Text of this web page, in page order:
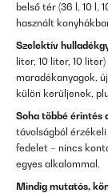
belső tér (36 l, 10 l,
használt
Szelektív
liter, 10 liter, 10
maradékanyagok,
külön kerüljenek,
Soha többé érintés
távolságból
fedelet – nincs
egyes alkalommal.
Mindig mutatós,